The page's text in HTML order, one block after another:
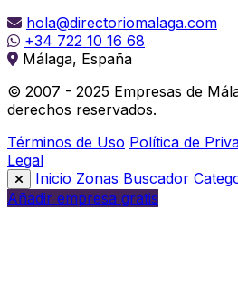
hola@directoriomalaga.com
+34 722 10 16 68
Málaga, España
© 2007 - 2025 Empresas de
derechos reservados.
Términos de Uso Política de
Legal
Inicio Zonas Buscador
Añadir empresa gratis